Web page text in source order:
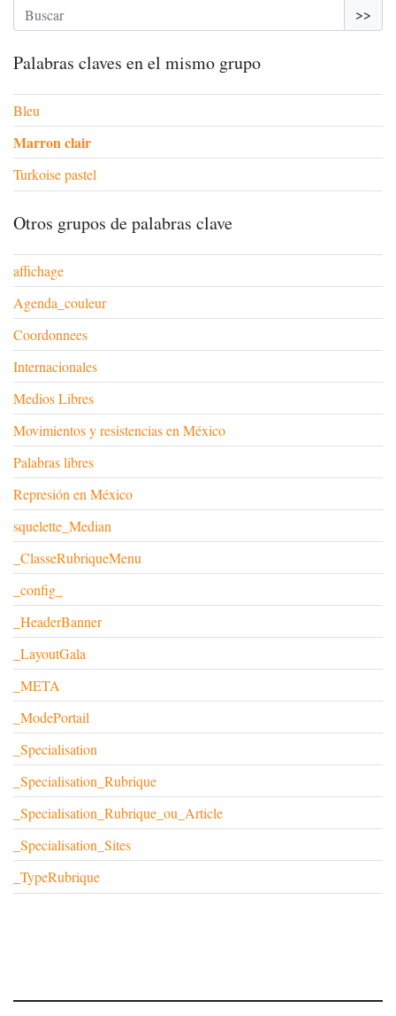
>>
Palabras claves en el mismo grupo
Bleu
Marron clair
Turkoise pastel
Otros grupos de palabras clave
affichage
Agenda_couleur
Coordonnees
Internacionales
Medios Libres
Movimientos y resistencias en México
Palabras libres
Represión en México
squelette_Median
_ClasseRubriqueMenu
_config_
_HeaderBanner
_LayoutGala
_META
_ModePortail
_Specialisation
_Specialisation_Rubrique
_Specialisation_Rubrique_ou_Article
_Specialisation_Sites
_TypeRubrique